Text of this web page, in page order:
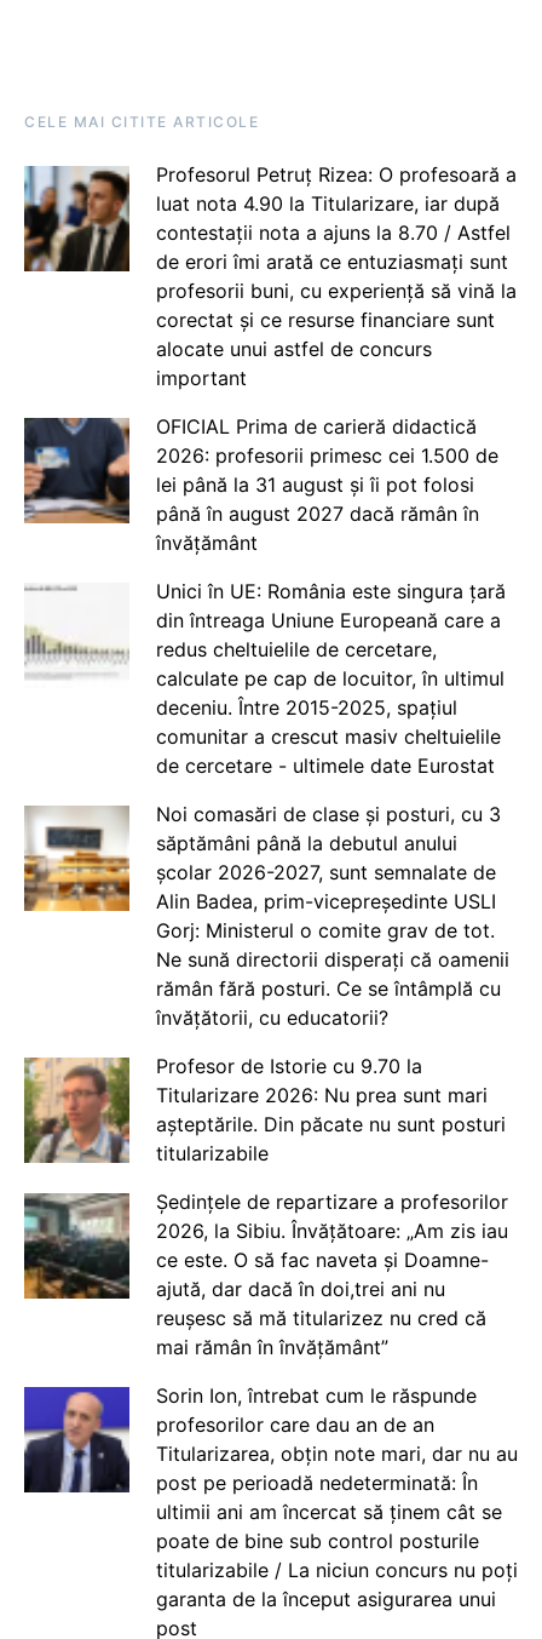
CELE MAI CITITE ARTICOLE
Profesorul Petruț Rizea: O profesoară a
luat nota 4.90 la Titularizare, iar după
contestații nota a ajuns la 8.70 / Astfel
de erori îmi arată ce entuziasmați sunt
profesorii buni, cu experiență să vină la
corectat și ce resurse financiare sunt
alocate unui astfel de concurs
important
OFICIAL Prima de carieră didactică
2026: profesorii primesc cei 1.500 de
lei până la 31 august și îi pot folosi
până în august 2027 dacă rămân în
învățământ
Unici în UE: România este singura țară
din întreaga Uniune Europeană care a
redus cheltuielile de cercetare,
calculate pe cap de locuitor, în ultimul
deceniu. Între 2015-2025, spațiul
comunitar a crescut masiv cheltuielile
de cercetare - ultimele date Eurostat
Noi comasări de clase și posturi, cu 3
săptămâni până la debutul anului
școlar 2026-2027, sunt semnalate de
Alin Badea, prim-vicepreședinte USLI
Gorj: Ministerul o comite grav de tot.
Ne sună directorii disperați că oamenii
rămân fără posturi. Ce se întâmplă cu
învățătorii, cu educatorii?
Profesor de Istorie cu 9.70 la
Titularizare 2026: Nu prea sunt mari
așteptările. Din păcate nu sunt posturi
titularizabile
Ședințele de repartizare a profesorilor
2026, la Sibiu. Învățătoare: „Am zis iau
ce este. O să fac naveta și Doamne-
ajută, dar dacă în doi,trei ani nu
reușesc să mă titularizez nu cred că
mai rămân în învățământ”
Sorin Ion, întrebat cum le răspunde
profesorilor care dau an de an
Titularizarea, obțin note mari, dar nu au
post pe perioadă nedeterminată: În
ultimii ani am încercat să ținem cât se
poate de bine sub control posturile
titularizabile / La niciun concurs nu poți
garanta de la început asigurarea unui
post